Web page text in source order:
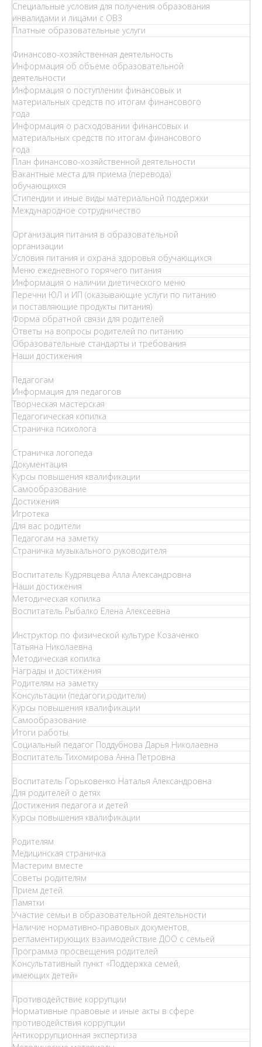
Специальные условия для получения образования
инвалидами и лицами с ОВЗ
Платные образовательные услуги
Финансово-хозяйственная деятельность
Информация об объеме образовательной
деятельности
Информация о поступлении финансовых и
материальных средств по итогам финансового
года
Информация о расходовании финансовых и
материальных средств по итогам финансового
года
План финансово-хозяйственной деятельности
Вакантные места для приема (перевода)
обучающихся
Стипендии и иные виды материальной поддержки
Международное сотрудничество
Организация питания в образовательной
организации
Условия питания и охрана здоровья обучающихся
Меню ежедневного горячего питания
Информация о наличии диетического меню
Перечни ЮЛ и ИП (оказывающие услуги по питанию
и поставляющие продукты питания)
Форма обратной связи для родителей
Ответы на вопросы родителей по питанию
Образовательные стандарты и требования
Наши достижения
Педагогам
Информация для педагогов
Творческая мастерская
Педагогическая копилка
Страничка психолога
Страничка логопеда
Документация
Курсы повышения квалификации
Самообразование
Достижения
Игротека
Для вас родители
Педагогам на заметку
Страничка музыкального руководителя
Воспитатель Кудрявцева Алла Александровна
Наши достижения
Методическая копилка
Воспитатель Рыбалко Елена Алексеевна
Инструктор по физической культуре Козаченко
Татьяна Николаевна
Методическая копилка
Награды и достижения
Родителям на заметку
Консультации (педагоги,родители)
Курсы повышения квалификации
Самообразование
Итоги работы
Социальный педагог Поддубнова Дарья Николаевна
Воспитатель Тихомирова Анна Петровна
Воспитатель Горьковенко Наталья Александровна
Для родителей о детях
Достижения педагога и детей
Курсы повышения квалификации
Родителям
Медицинская страничка
Мастерим вместе
Советы родителям
Прием детей
Памятки
Участие семьи в образовательной деятельности
Наличие нормативно-правовых документов,
регламентирующих взаимодействие ДОО с семьей
Программа просвещения родителей
Консультативный пункт «Поддержка семей,
имеющих детей»
Противодействие коррупции
Нормативные правовые и иные акты в сфере
противодействия коррупции
Антикоррупционная экспертиза